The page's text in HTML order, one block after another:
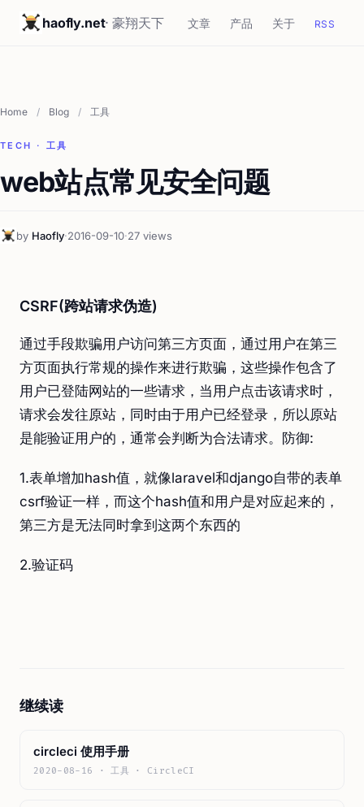
haofly.net· 豪翔天下 文章 产品 关于 RSS
Home / Blog / 工具
TECH · 工具
web站点常见安全问题
by Haofly·2016-09-10·27 views
CSRF(跨站请求伪造)
通过手段欺骗用户访问第三方页面，通过用户在第三
方页面执行常规的操作来进行欺骗，这些操作包含了
用户已登陆网站的一些请求，当用户点击该请求时，
请求会发往原站，同时由于用户已经登录，所以原站
是能验证用户的，通常会判断为合法请求。防御:
1.表单增加hash值，就像laravel和django自带的表单
csrf验证一样，而这个hash值和用户是对应起来的，
第三方是无法同时拿到这两个东西的
2.验证码
继续读
circleci 使用手册
2020-08-16 · 工具 · CircleCI